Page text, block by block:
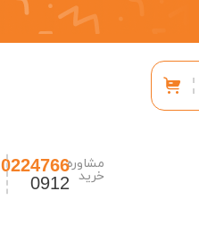
مشاوره
خرید 0224766
0912